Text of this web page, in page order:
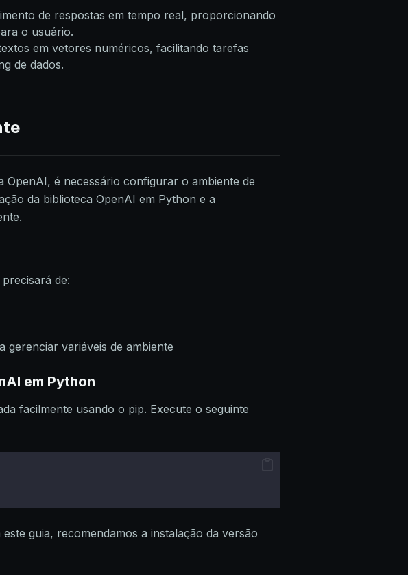
de respostas em tempo real, proporcionando
o usuário.
em vetores numéricos, facilitando tarefas
de dados.
OpenAI, é necessário configurar o ambiente de
da biblioteca OpenAI em Python e a
de:
gerenciar variáveis de ambiente
em Python
facilmente usando o pip. Execute o seguinte
guia, recomendamos a instalação da versão